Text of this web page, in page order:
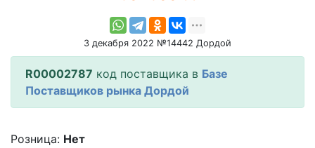
3 декабря 2022 №14442 Дордой
R00002787 код поставщика в Базе
Поставщиков рынка Дордой
Розница: Нет